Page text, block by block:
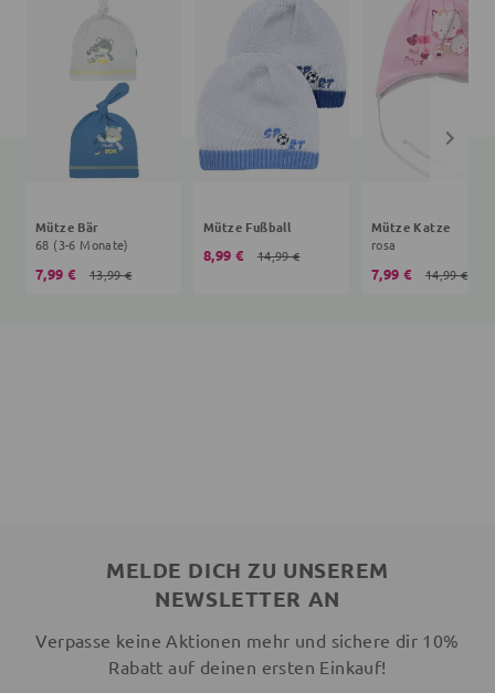
Mütze Bär
68 (3-6 Monate)
7,99 € 13,99 €
Mütze Fußball
8,99 € 14,99 €
Mütze Katze
rosa
7,99 € 14,99 €
MELDE DICH ZU UNSEREM
NEWSLETTER AN
Verpasse keine Aktionen mehr und sichere dir 10%
Rabatt auf deinen ersten Einkauf!